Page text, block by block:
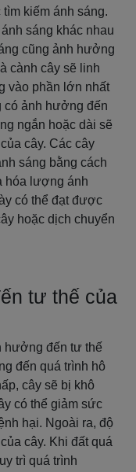
kiếm ánh sáng.
sáng khác nhau
cũng ảnh hưởng
cành cây sẽ linh
vào phần lớn nhất
có ảnh hưởng đến
ngắn hoặc dài sẽ
cây. Các cây
sáng bằng cách
hóa lượng ánh
có thể đạt được
hoặc dịch chuyển
tư thế của
hưởng đến tư thế
đến quá trình hô
cây sẽ bị khô
có thể giảm sức
hại. Ngoài ra, độ
cây. Khi đất quá
trì quá trình